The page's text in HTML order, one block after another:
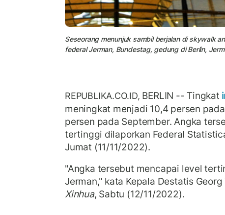
Seseorang menunjuk sambil berjalan di skywalk
federal Jerman, Bundestag, gedung di Berlin,
REPUBLIKA.CO.ID, BERLIN -- Tingkat
meningkat menjadi 10,4 persen
persen pada September. Angka
tertinggi dilaporkan Federal
Jumat (11/11/2022).
"Angka tersebut mencapai level
Jerman," kata Kepala Destatis
Xinhua, Sabtu (12/11/2022).